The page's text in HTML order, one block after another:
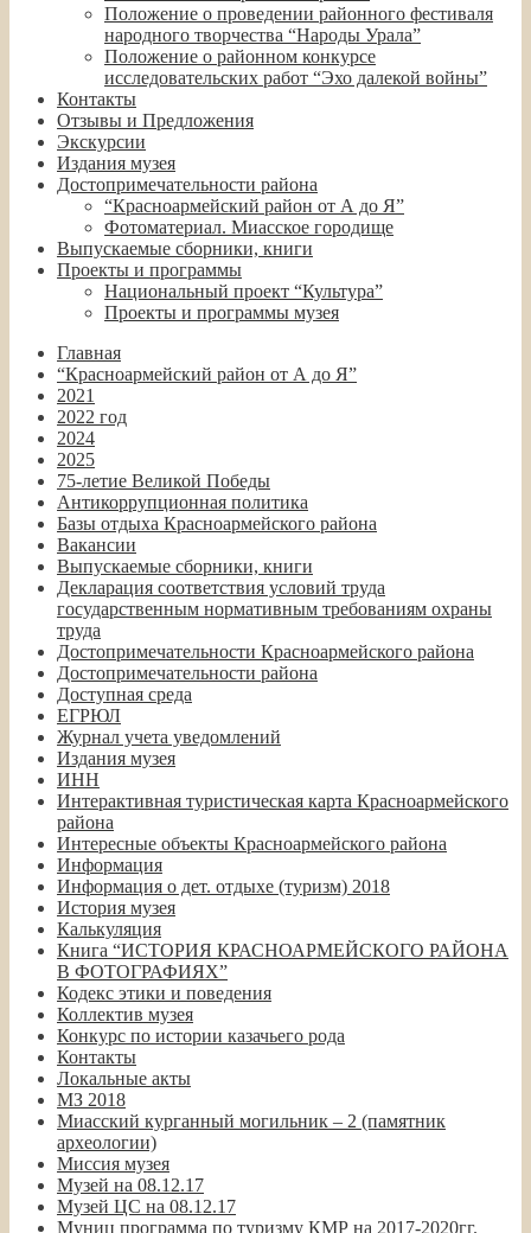
Положение о проведении районного фестиваля
народного творчества “Народы Урала”
Положение о районном конкурсе
исследовательских работ “Эхо далекой войны”
Контакты
Отзывы и Предложения
Экскурсии
Издания музея
Достопримечательности района
“Красноармейский район от А до Я”
Фотоматериал. Миасское городище
Выпускаемые сборники, книги
Проекты и программы
Национальный проект “Культура”
Проекты и программы музея
Главная
“Красноармейский район от А до Я”
2021
2022 год
2024
2025
75-летие Великой Победы
Антикоррупционная политика
Базы отдыха Красноармейского района
Вакансии
Выпускаемые сборники, книги
Декларация соответствия условий труда
государственным нормативным требованиям охраны
труда
Достопримечательности Красноармейского района
Достопримечательности района
Доступная среда
ЕГРЮЛ
Журнал учета уведомлений
Издания музея
ИНН
Интерактивная туристическая карта Красноармейского
района
Интересные объекты Красноармейского района
Информация
Информация о дет. отдыхе (туризм) 2018
История музея
Калькуляция
Книга “ИСТОРИЯ КРАСНОАРМЕЙСКОГО РАЙОНА
В ФОТОГРАФИЯХ”
Кодекс этики и поведения
Коллектив музея
Конкурс по истории казачьего рода
Контакты
Локальные акты
МЗ 2018
Миасский курганный могильник – 2 (памятник
археологии)
Миссия музея
Музей на 08.12.17
Музей ЦС на 08.12.17
Муниц программа по туризму КМР на 2017-2020гг.